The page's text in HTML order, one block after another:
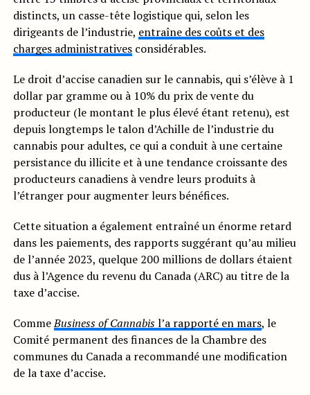
distincts, un casse-tête logistique qui, selon les
dirigeants de l’industrie, entraîne des coûts et des
charges administrativesconsidérables.
Le droit d’accise canadien sur le cannabis, qui s’élève à 1
dollar par gramme ou à 10% du prix de vente du
producteur (le montant le plus élevé étant retenu), est
depuis longtemps le talon d’Achille de l’industrie du
cannabis pour adultes, ce qui a conduit à une certaine
persistance du illicite et à une tendance croissante des
producteurs canadiens à vendre leurs produits à
l’étranger pour augmenter leurs bénéfices.
Cette situation a également entraîné un énorme retard
dans les paiements, des rapports suggérant qu’au milieu
de l’année 2023, quelque 200 millions de dollars étaient
dus à l’Agence du revenu du Canada (ARC) au titre de la
taxe d’accise.
CommeBusiness of Cannabisl’a rapporté en mars, le
Comité permanent des finances de la Chambre des
communes du Canada a recommandé une modification
de la taxe d’accise.